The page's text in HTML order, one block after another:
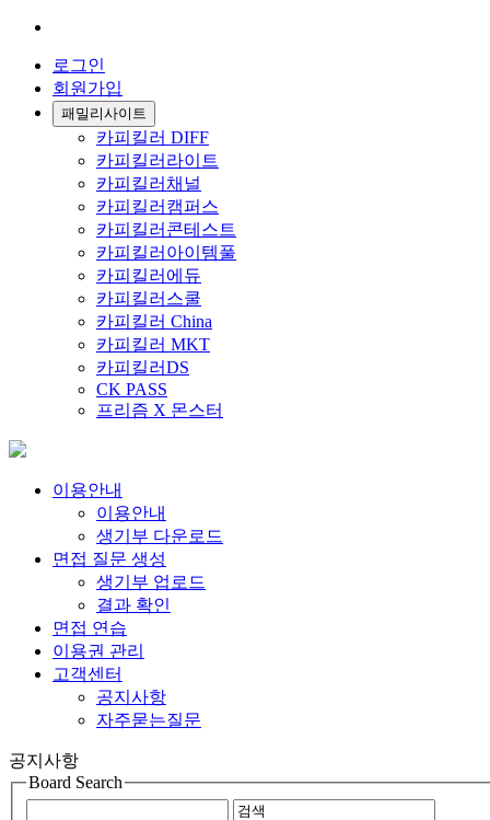
로그인
회원가입
패밀리사이트
카피킬러 DIFF
카피킬러라이트
카피킬러채널
카피킬러캠퍼스
카피킬러콘테스트
카피킬러아이템풀
카피킬러에듀
카피킬러스쿨
카피킬러 China
카피킬러 MKT
카피킬러DS
CK PASS
프리즘 X 몬스터
이용안내
이용안내
생기부 다운로드
면접 질문 생성
생기부 업로드
결과 확인
면접 연습
이용권 관리
고객센터
공지사항
자주묻는질문
공지사항
Board Search